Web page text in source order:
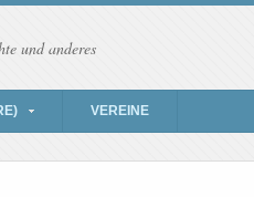
und anderes
VEREINE